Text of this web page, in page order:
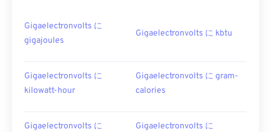
Gigaelectronvolts に
gigajoules
Gigaelectronvolts に kbtu
Gigaelectronvolts に
kilowatt-hour
Gigaelectronvolts に gram-
calories
Gigaelectronvolts に
Gigaelectronvolts に